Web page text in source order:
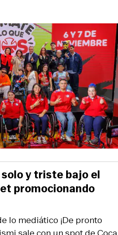
lo mediático ¡De pronto
y triste bajo el
promocionando